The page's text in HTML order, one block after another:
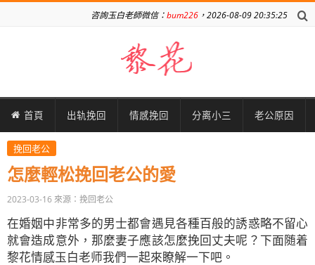
咨詢玉白老師微信：bum226 ，2026-08-09 20:35:25
首頁 出轨挽回 情感挽回 分离小三 老公原因
挽回老公
怎麼輕松挽回老公的愛
2023-03-16 來源：挽回老公
在婚姻中非常多的男士都會遇見各種百般的誘惑略不留心
就會造成意外，那麼妻子應該怎麼挽回丈夫呢？下面随着
黎花情感玉白老师我們一起來瞭解一下吧。